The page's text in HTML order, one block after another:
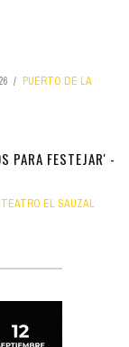
PUERTO DE LA
PARA FESTEJAR' -
TEATRO EL SAUZAL